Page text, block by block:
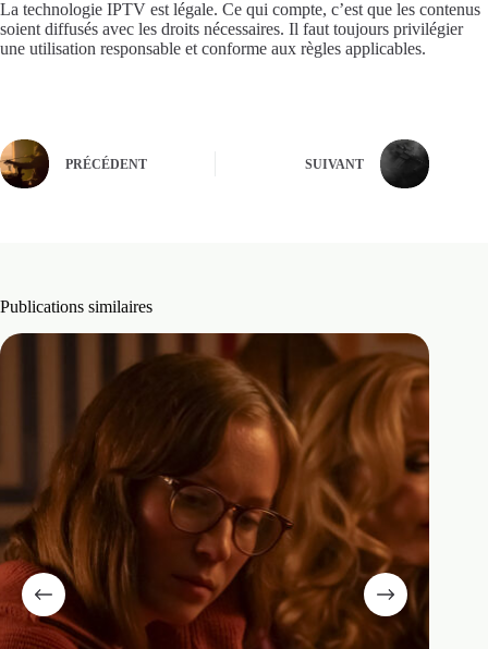
La technologie IPTV est légale. Ce qui compte, c’est que les contenus
soient diffusés avec les droits nécessaires. Il faut toujours privilégier
une utilisation responsable et conforme aux règles applicables.
PRÉCÉDENT SUIVANT
Publications similaires